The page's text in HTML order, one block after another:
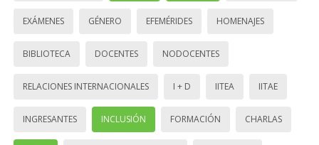
EXÁMENES GÉNERO EFEMÉRIDES HOMENAJES
BIBLIOTECA DOCENTES NODOCENTES
RELACIONES INTERNACIONALES I + D IITEA IITAE
INGRESANTES INCLUSIÓN FORMACIÓN CHARLAS